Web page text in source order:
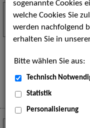
Stuttgart
Kunst, Live-
Familien. Die
eine große
Musik und
Mehr
18
JUL
sogenannte Cookies
welche Cookies Sie
werden nachfolgend
erhalten Sie in
Bitte wählen Sie aus:
Technisch
Statistik
Personalisierung